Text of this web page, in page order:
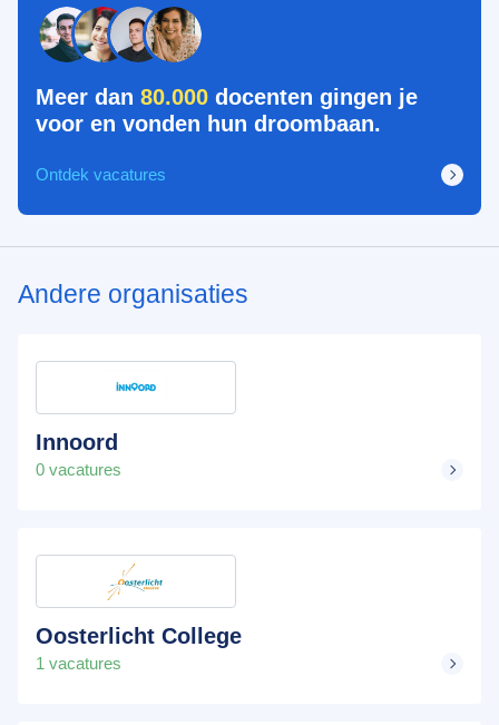
Meer dan 80.000 docenten gingen je
voor en vonden hun droombaan.
Ontdek vacatures
Andere organisaties
Innoord
0 vacatures
Oosterlicht College
1 vacatures